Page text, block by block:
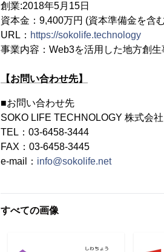
創業:2018年5月15日
資本金：9,400万円 (資本準備金を含
URL： https://sokolife.technology
事業内容：Web3を活用した地方創
【お問い合わせ先】
■お問い合わせ先
SOKO LIFE TECHNOLOGY 株式会社
TEL：03-6458-3444
FAX：03-6458-3445
e-mail： info@sokolife.net
すべての画像